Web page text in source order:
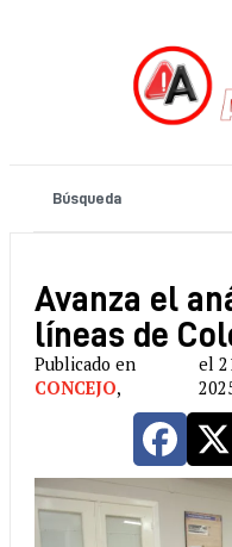
Avanza el
líneas de
Publicado en
CONCEJO,
el